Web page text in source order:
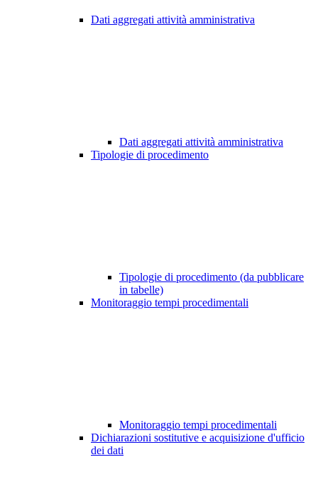
Dati aggregati attività amministrativa
Dati aggregati attività amministrativa
Tipologie di procedimento
Tipologie di procedimento (da pubblicare
in tabelle)
Monitoraggio tempi procedimentali
Monitoraggio tempi procedimentali
Dichiarazioni sostitutive e acquisizione d'ufficio
dei dati